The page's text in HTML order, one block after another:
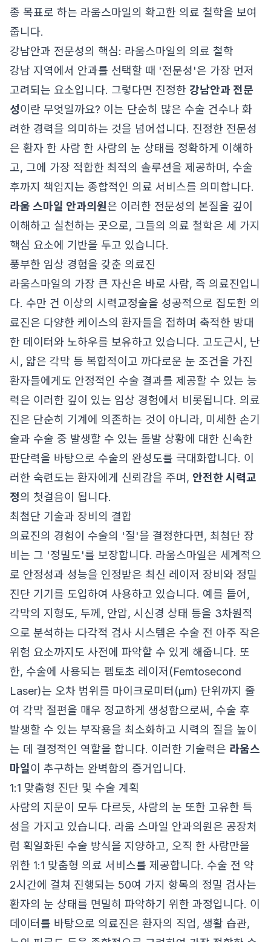
종 목표로 하는 라움스마일의 확고한 의료 철학을 보여
줍니다.
강남안과 전문성의 핵심: 라움스마일의 의료 철학
강남 지역에서 안과를 선택할 때 '전문성'은 가장 먼저
고려되는 요소입니다. 그렇다면 진정한 강남안과 전문
성이란 무엇일까요? 이는 단순히 많은 수술 건수나 화
려한 경력을 의미하는 것을 넘어섭니다. 진정한 전문성
은 환자 한 사람 한 사람의 눈 상태를 정확하게 이해하
고, 그에 가장 적합한 최적의 솔루션을 제공하며, 수술
후까지 책임지는 종합적인 의료 서비스를 의미합니다.
라움 스마일 안과의원은 이러한 전문성의 본질을 깊이
이해하고 실천하는 곳으로, 그들의 의료 철학은 세 가지
핵심 요소에 기반을 두고 있습니다.
풍부한 임상 경험을 갖춘 의료진
라움스마일의 가장 큰 자산은 바로 사람, 즉 의료진입니
다. 수만 건 이상의 시력교정술을 성공적으로 집도한 의
료진은 다양한 케이스의 환자들을 접하며 축적한 방대
한 데이터와 노하우를 보유하고 있습니다. 고도근시, 난
시, 얇은 각막 등 복합적이고 까다로운 눈 조건을 가진
환자들에게도 안정적인 수술 결과를 제공할 수 있는 능
력은 이러한 깊이 있는 임상 경험에서 비롯됩니다. 의료
진은 단순히 기계에 의존하는 것이 아니라, 미세한 손기
술과 수술 중 발생할 수 있는 돌발 상황에 대한 신속한
판단력을 바탕으로 수술의 완성도를 극대화합니다. 이
러한 숙련도는 환자에게 신뢰감을 주며, 안전한 시력교
정의 첫걸음이 됩니다.
최첨단 기술과 장비의 결합
의료진의 경험이 수술의 '질'을 결정한다면, 최첨단 장
비는 그 '정밀도'를 보장합니다. 라움스마일은 세계적으
로 안정성과 성능을 인정받은 최신 레이저 장비와 정밀
진단 기기를 도입하여 사용하고 있습니다. 예를 들어,
각막의 지형도, 두께, 안압, 시신경 상태 등을 3차원적
으로 분석하는 다각적 검사 시스템은 수술 전 아주 작은
위험 요소까지도 사전에 파악할 수 있게 해줍니다. 또
한, 수술에 사용되는 펨토초 레이저(Femtosecond
Laser)는 오차 범위를 마이크로미터(μm) 단위까지 줄
여 각막 절편을 매우 정교하게 생성함으로써, 수술 후
발생할 수 있는 부작용을 최소화하고 시력의 질을 높이
는 데 결정적인 역할을 합니다. 이러한 기술력은 라움스
마일이 추구하는 완벽함의 증거입니다.
1:1 맞춤형 진단 및 수술 계획
사람의 지문이 모두 다르듯, 사람의 눈 또한 고유한 특
성을 가지고 있습니다. 라움 스마일 안과의원은 공장처
럼 획일화된 수술 방식을 지양하고, 오직 한 사람만을
위한 1:1 맞춤형 의료 서비스를 제공합니다. 수술 전 약
2시간에 걸쳐 진행되는 50여 가지 항목의 정밀 검사는
환자의 눈 상태를 면밀히 파악하기 위한 과정입니다. 이
데이터를 바탕으로 의료진은 환자의 직업, 생활 습관,